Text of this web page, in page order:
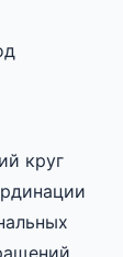
круг